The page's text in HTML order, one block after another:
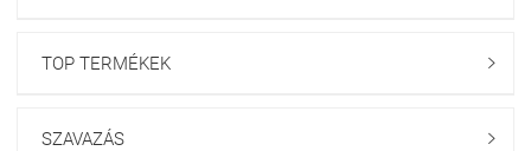
TOP TERMÉKEK 
SZAVAZÁS 